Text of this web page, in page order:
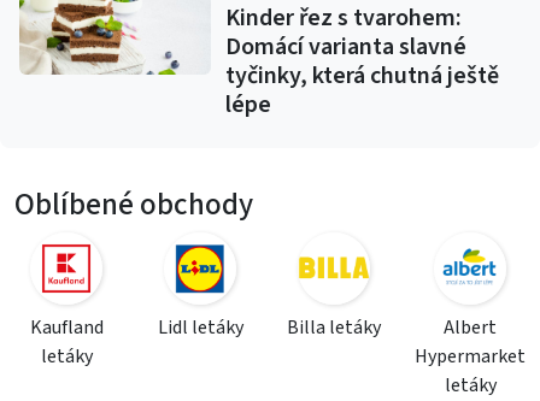
Kinder řez s tvarohem:
Domácí varianta slavné
tyčinky, která chutná ještě
lépe
Oblíbené obchody
Kaufland
letáky
Lidl letáky Billa letáky
Albert
Hypermarket
letáky